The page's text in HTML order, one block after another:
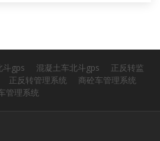
斗gps 混凝土车北斗gps
正反转监
正反转管理系统
商砼车管理系统
管理系统